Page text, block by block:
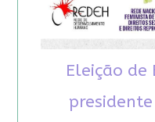
Eleição de